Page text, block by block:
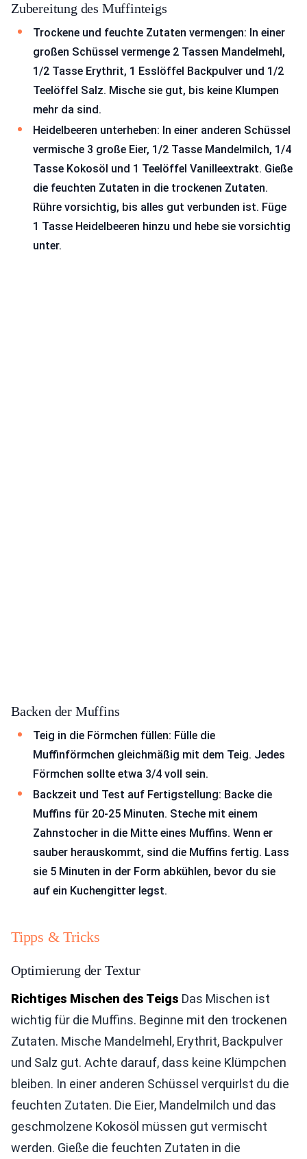
Zubereitung des Muffinteigs
Trockene und feuchte Zutaten vermengen: In einer
großen Schüssel vermenge 2 Tassen Mandelmehl,
1/2 Tasse Erythrit, 1 Esslöffel Backpulver und 1/2
Teelöffel Salz. Mische sie gut, bis keine Klumpen
mehr da sind.
Heidelbeeren unterheben: In einer anderen Schüssel
vermische 3 große Eier, 1/2 Tasse Mandelmilch, 1/4
Tasse Kokosöl und 1 Teelöffel Vanilleextrakt. Gieße
die feuchten Zutaten in die trockenen Zutaten.
Rühre vorsichtig, bis alles gut verbunden ist. Füge
1 Tasse Heidelbeeren hinzu und hebe sie vorsichtig
unter.
Backen der Muffins
Teig in die Förmchen füllen: Fülle die
Muffinförmchen gleichmäßig mit dem Teig. Jedes
Förmchen sollte etwa 3/4 voll sein.
Backzeit und Test auf Fertigstellung: Backe die
Muffins für 20-25 Minuten. Steche mit einem
Zahnstocher in die Mitte eines Muffins. Wenn er
sauber herauskommt, sind die Muffins fertig. Lass
sie 5 Minuten in der Form abkühlen, bevor du sie
auf ein Kuchengitter legst.
Tipps & Tricks
Optimierung der Textur
Richtiges Mischen des Teigs Das Mischen ist
wichtig für die Muffins. Beginne mit den trockenen
Zutaten. Mische Mandelmehl, Erythrit, Backpulver
und Salz gut. Achte darauf, dass keine Klümpchen
bleiben. In einer anderen Schüssel verquirlst du die
feuchten Zutaten. Die Eier, Mandelmilch und das
geschmolzene Kokosöl müssen gut vermischt
werden. Gieße die feuchten Zutaten in die